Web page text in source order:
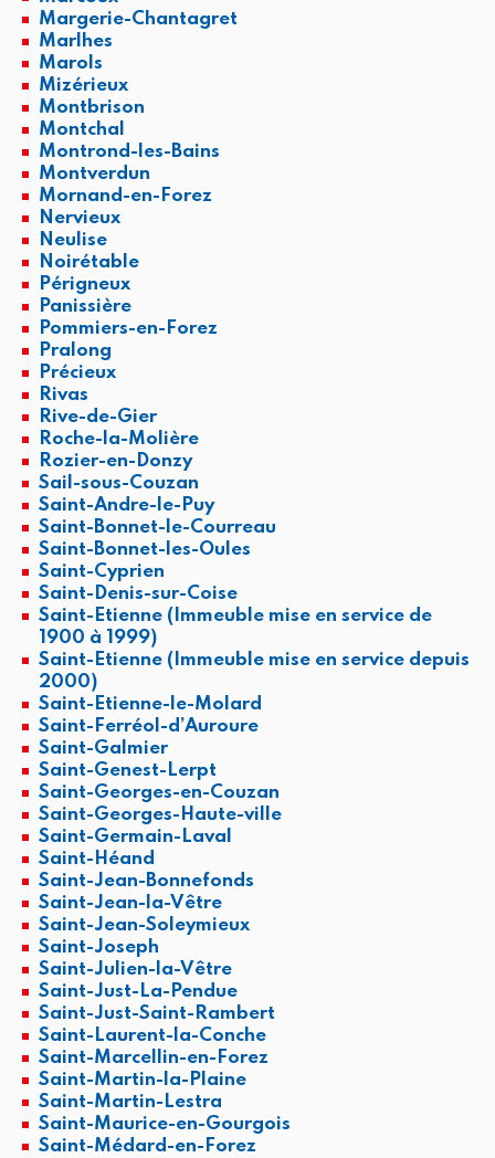
Margerie-Chantagret
Marlhes
Marols
Mizérieux
Montbrison
Montchal
Montrond-les-Bains
Montverdun
Mornand-en-Forez
Nervieux
Neulise
Noirétable
Périgneux
Panissière
Pommiers-en-Forez
Pralong
Précieux
Rivas
Rive-de-Gier
Roche-la-Molière
Rozier-en-Donzy
Sail-sous-Couzan
Saint-Andre-le-Puy
Saint-Bonnet-le-Courreau
Saint-Bonnet-les-Oules
Saint-Cyprien
Saint-Denis-sur-Coise
Saint-Etienne (Immeuble mise en service de
1900 à 1999)
Saint-Etienne (Immeuble mise en service depuis
2000)
Saint-Etienne-le-Molard
Saint-Ferréol-d’Auroure
Saint-Galmier
Saint-Genest-Lerpt
Saint-Georges-en-Couzan
Saint-Georges-Haute-ville
Saint-Germain-Laval
Saint-Héand
Saint-Jean-Bonnefonds
Saint-Jean-la-Vêtre
Saint-Jean-Soleymieux
Saint-Joseph
Saint-Julien-la-Vêtre
Saint-Just-La-Pendue
Saint-Just-Saint-Rambert
Saint-Laurent-la-Conche
Saint-Marcellin-en-Forez
Saint-Martin-la-Plaine
Saint-Martin-Lestra
Saint-Maurice-en-Gourgois
Saint-Médard-en-Forez